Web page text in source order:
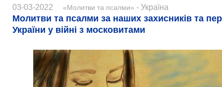
03-03-2022 «Молитви та псалми» - Україна
Молитви та псалми за наших захисників та
України у війні з московитами